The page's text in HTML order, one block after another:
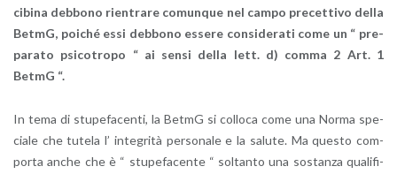
ci­bi­na deb­bo­no rien­tra­re co­mun­que nel campo pre­cet­ti­vo della
BetmG, poi­ché essi deb­bo­no es­se­re con­si­de­ra­ti come un “ pre­
pa­ra­to psi­co­tro­po “ ai sensi della lett. d) comma 2 Art. 1
BetmG “.
In tema di stu­pe­fa­cen­ti, la BetmG si col­lo­ca come una Norma spe­
cia­le che tu­te­la l’ in­te­gri­tà per­so­na­le e la sa­lu­te. Ma que­sto com­
por­ta anche che è “ stu­pe­fa­cen­te “ sol­tan­to una so­stan­za qua­li­fi­